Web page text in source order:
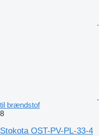
til brændstof
8
Stokota OST-PV-PL-33-4